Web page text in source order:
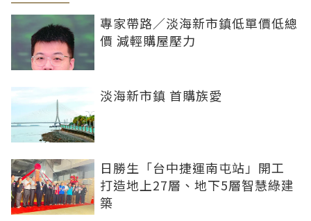
專家帶路／淡海新市鎮低單價低總
價 減輕購屋壓力
淡海新市鎮 首購族愛
日勝生「台中捷運南屯站」開工
打造地上27層、地下5層智慧綠建
築